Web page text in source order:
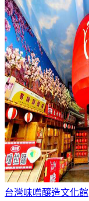
台灣味噌釀造文化館